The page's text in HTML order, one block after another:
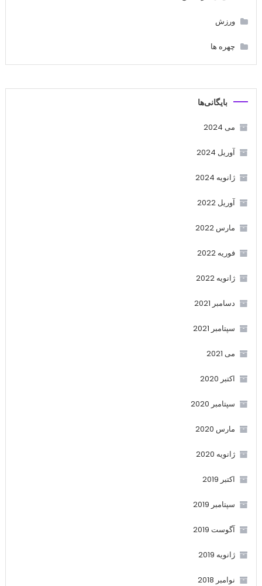
ورزش
چهره ها
بایگانی‌ها
می 2024
آوریل 2024
ژانویه 2024
آوریل 2022
مارس 2022
فوریه 2022
ژانویه 2022
دسامبر 2021
سپتامبر 2021
می 2021
اکتبر 2020
سپتامبر 2020
مارس 2020
ژانویه 2020
اکتبر 2019
سپتامبر 2019
آگوست 2019
ژانویه 2019
نوامبر 2018